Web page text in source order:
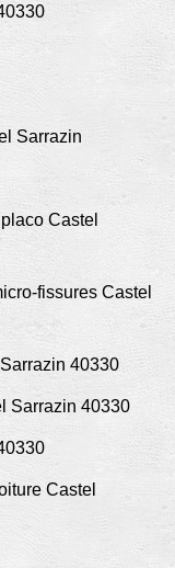
Sarrazin
Castel
fissures Castel
40330
Sarrazin 40330
Castel